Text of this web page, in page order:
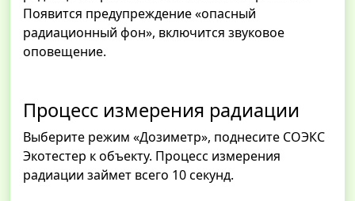
Появится предупреждение «опасный
радиационный фон», включится звуковое
оповещение.
Процесс измерения радиации
Выберите режим «Дозиметр», поднесите СОЭКС
Экотестер к объекту. Процесс измерения
радиации займет всего 10 секунд.